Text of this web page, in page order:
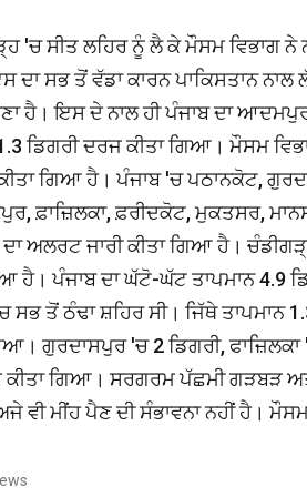
'ਚ ਸੀਤ ਲਹਿਰ ਨੂੰ ਲੈ ਕੇ ਮੌਸਮ ਵਿਭਾਗ
ਸਭ ਤੋਂ ਵੱਡਾ ਕਾਰਨ ਪਾਕਿਸਤਾਨ
ਹੈ। ਇਸ ਦੇ ਨਾਲ ਹੀ ਪੰਜਾਬ ਦਾ
ਡਿਗਰੀ ਦਰਜ ਕੀਤਾ ਗਿਆ। ਮੌਸਮ
ਗਿਆ ਹੈ। ਪੰਜਾਬ 'ਚ ਪਠਾਨਕੋਟ,
ਫ਼ਾਜ਼ਿਲਕਾ, ਫ਼ਰੀਦਕੋਟ, ਮੁਕਤਸਰ,
ਅਲਰਟ ਜਾਰੀ ਕੀਤਾ ਗਿਆ ਹੈ।
ਹੈ। ਪੰਜਾਬ ਦਾ ਘੱਟੋ-ਘੱਟ ਤਾਪਮਾਨ 4.9
ਤੋਂ ਠੰਢਾ ਸ਼ਹਿਰ ਸੀ। ਜਿੱਥੇ ਤਾਪਮਾਨ
ਗੁਰਦਾਸਪੁਰ 'ਚ 2 ਡਿਗਰੀ,
ਕੀਤਾ ਗਿਆ। ਸਰਗਰਮ ਪੱਛਮੀ ਗੜਬੜ
ਵੀ ਮੀਂਹ ਪੈਣ ਦੀ ਸੰਭਾਵਨਾ ਨਹੀਂ ਹੈ।